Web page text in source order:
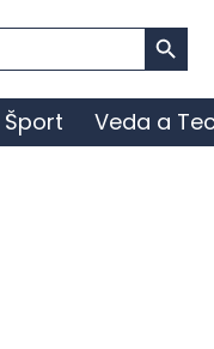
Search Button
Šport Veda a